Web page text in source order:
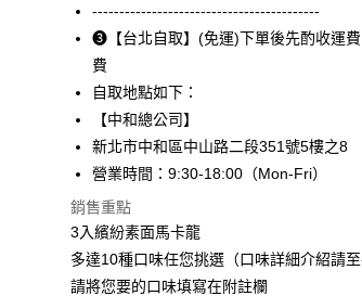
【關於「AFTEE先享後付」】
AFTEE先享後付是「在收到商品之後才付款」
便利好安心！
１．簡單：不需註冊會員、不需綁卡、不需儲值。
２．便利：只要手機號碼，簡訊認證，即可結帳。
【「AFTEE先享後付」結帳流程】
１．於結帳方式選擇「AFTEE先享後付」後，將
付」結帳頁面，進行簡訊認證並確認金額後，即
２．訂單成立數日內，您將收到繳費通知簡訊。
３．收到繳費通知簡訊後14天內，點擊此簡訊中
／ATM／網路銀行／等多元方式進行付款，方視
※ 請注意：結帳手續完成當下不需立刻繳費，但
絡購買商品的店家。未經商家同意取消之訂單仍
運送方式
低溫宅配
每筆NT$160，滿NT$1,500(含以上)免運費
中和自取(取貨後退160元運費)
每筆NT$160
------------------------------------------
➌【台北自取】(免運)下單後先酌收運
費
自取地點如下：
【中和總公司】
新北市中和區中山路二段351號5樓之8
營業時間：9:30-18:00（Mon-Fri）
銷售重點
3入繽紛素面馬卡龍
多達10種口味任您挑選（口味詳細介紹請至
請將您要的口味填寫在附註欄